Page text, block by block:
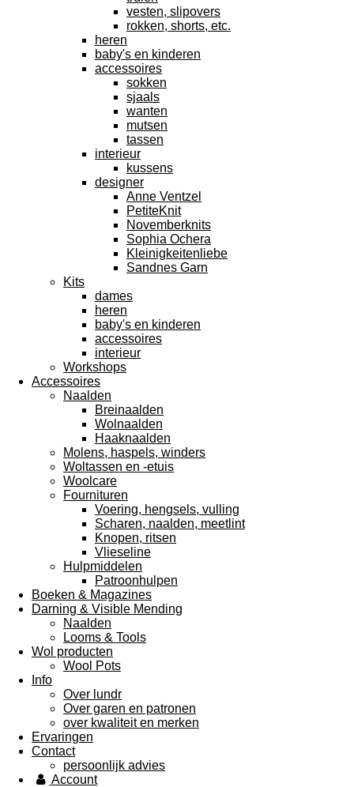
vesten, slipovers
rokken, shorts, etc.
heren
baby's en kinderen
accessoires
sokken
sjaals
wanten
mutsen
tassen
interieur
kussens
designer
Anne Ventzel
PetiteKnit
Novemberknits
Sophia Ochera
Kleinigkeitenliebe
Sandnes Garn
Kits
dames
heren
baby's en kinderen
accessoires
interieur
Workshops
Accessoires
Naalden
Breinaalden
Wolnaalden
Haaknaalden
Molens, haspels, winders
Woltassen en -etuis
Woolcare
Fournituren
Voering, hengsels, vulling
Scharen, naalden, meetlint
Knopen, ritsen
Vlieseline
Hulpmiddelen
Patroonhulpen
Boeken & Magazines
Darning & Visible Mending
Naalden
Looms & Tools
Wol producten
Wool Pots
Info
Over lundr
Over garen en patronen
over kwaliteit en merken
Ervaringen
Contact
persoonlijk advies
Account